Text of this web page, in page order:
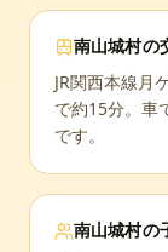
南山城村の
JR関西本線月
で約15分。車
です。
南山城村の